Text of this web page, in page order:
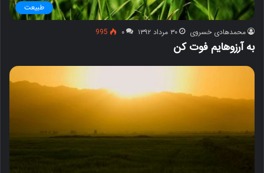
طبیعت
محمدهادی خسروی ۳۰ مرداد ۱۳۹۲ ۰ 995
به آرزوهایم فوت کن